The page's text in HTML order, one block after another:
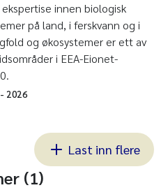
innen biologisk
på land, i ferskvann og i
og økosystemer er ett av
i EEA-Eionet-
- 2026
Last inn flere
(1)